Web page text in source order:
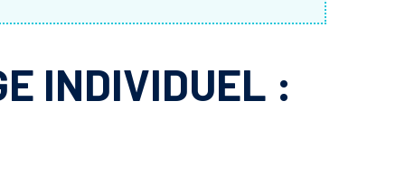
INDIVIDUEL :